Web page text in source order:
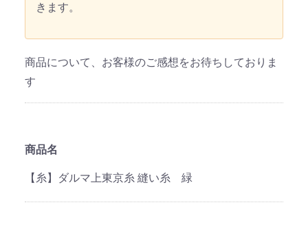
きます。
商品について、お客様のご感想をお待ちしておりま
す
商品名
【糸】ダルマ上東京糸 縫い糸 緑